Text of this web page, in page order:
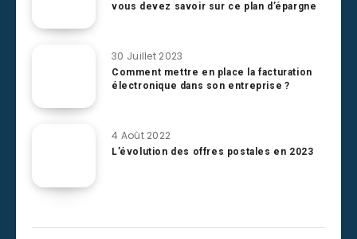
vous devez savoir sur ce plan d’épargne
30 Juillet 2023
Comment mettre en place la facturation
électronique dans son entreprise ?
4 Août 2022
L’évolution des offres postales en 2023